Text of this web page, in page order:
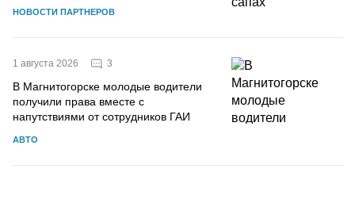
НОВОСТИ ПАРТНЕРОВ
1 августа 2026 3
В Магнитогорске молодые водители
получили права вместе с
напутствиями от сотрудников ГАИ
АВТО